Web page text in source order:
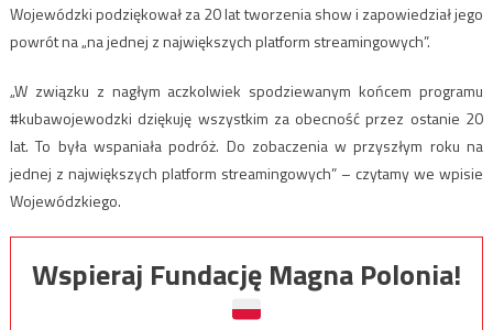
Wojewódzki podziękował za 20 lat tworzenia show i zapowiedział jego
powrót na „na jednej z największych platform streamingowych”.
„W związku z nagłym aczkolwiek spodziewanym końcem programu
#kubawojewodzki dziękuję wszystkim za obecność przez ostanie 20
lat. To była wspaniała podróż. Do zobaczenia w przyszłym roku na
jednej z największych platform streamingowych” – czytamy we wpisie
Wojewódzkiego.
Wspieraj Fundację Magna Polonia!